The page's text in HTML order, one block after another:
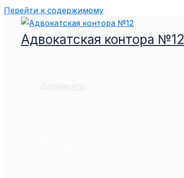
Перейти к содержимому
Адвокатская контора №12